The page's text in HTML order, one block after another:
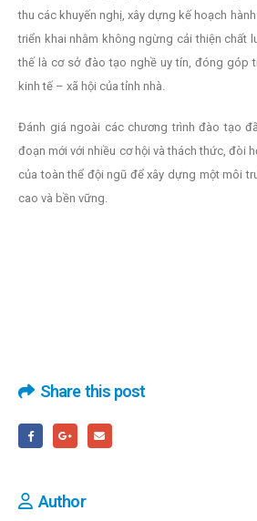
thu các khuyến nghị, xây dựng kế hoạch
triển khai nhằm không ngừng cải thiện chất
thế là cơ sở đào tạo nghề uy tín, đóng góp
kinh tế – xã hội của tỉnh nhà.
Đánh giá ngoài các chương trình đào tạo
đoạn mới với nhiều cơ hội và thách thức, đòi
của toàn thể đội ngũ để xây dựng một môi
cao và bền vững.
Share this post
Author